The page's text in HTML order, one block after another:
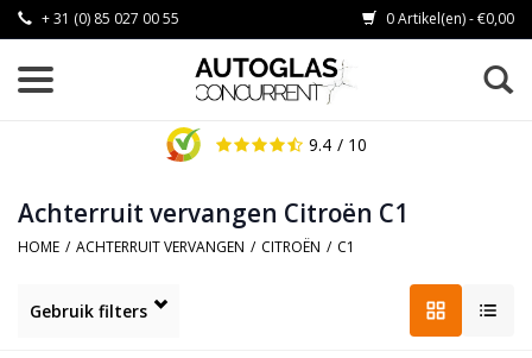
+ 31 (0) 85 027 00 55 0 Artikel(en) - €0,00
9.4 / 10
Achterruit vervangen Citroën C1
HOME / ACHTERRUIT VERVANGEN / CITROËN / C1
Gebruik filters